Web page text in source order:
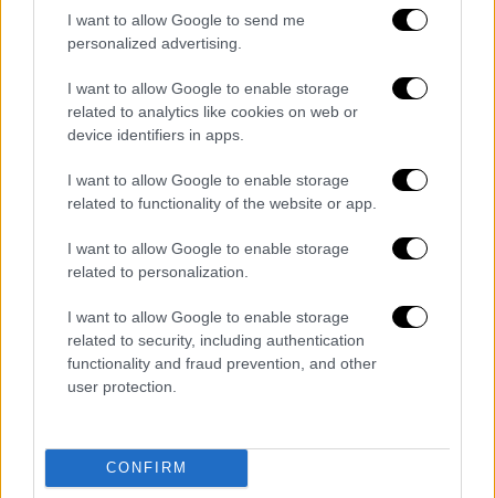
I want to allow Google to send me
personalized advertising.
I want to allow Google to enable storage
related to analytics like cookies on web or
device identifiers in apps.
I want to allow Google to enable storage
related to functionality of the website or app.
I want to allow Google to enable storage
related to personalization.
I want to allow Google to enable storage
related to security, including authentication
functionality and fraud prevention, and other
user protection.
CONFIRM
και τα δεδομένα από τις καταγραφές
καταχωρούνται στην ιστοσελίδα του
, ώστε να
είναι δημόσια διαθέσιμα προς όλους.
Το πρόγραμμα μέσα σε έναν μόλις χρόνο
γνώρισε θερμή ανταπόκριση και
κινητοποίηση από πολίτες και ομάδες απ’
όλη την Ελλάδα. Συγκεκριμένα, την περίοδο
Μάιος 2021- Απρίλιος 2022, συνολικά97
παραλίες σε διάφορες περιοχές της
Ελλάδας,αναλαμβάνοντας την καταγραφή,
αλλά και τον καθαρισμό των πλαστικών
εθελοντικές ομάδες συνολικά 126.410